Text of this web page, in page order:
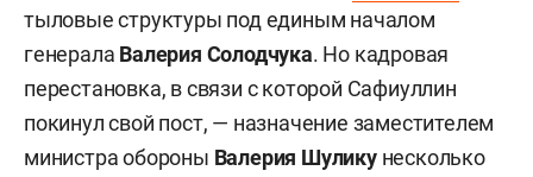
тыловые структуры под единым началом
генерала Валерия Солодчука. Но кадровая
перестановка, в связи с которой Сафиуллин
покинул свой пост, — назначение заместителем
министра обороны Валерия Шуликунесколько